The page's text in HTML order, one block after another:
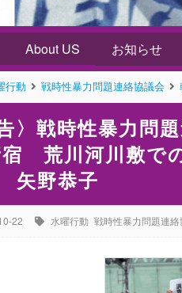
About US お知らせ
行動 戦時性暴力問題連絡協議会
告〉戦時性暴力
荒川河川敷で
野恭子
22 水曜行動 戦時性暴力問題連絡